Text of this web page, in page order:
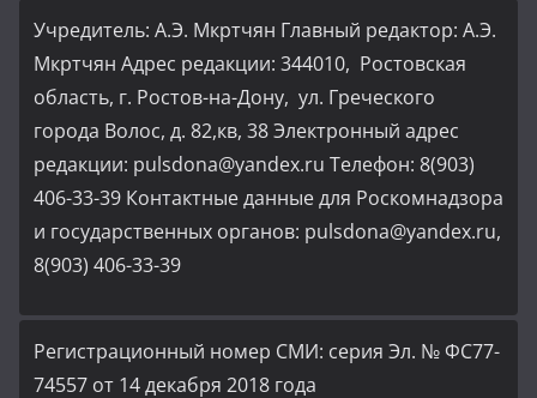
Учредитель: А.Э. Мкртчян Главный редактор: А.Э.
Мкртчян Адрес редакции: 344010, Ростовская
область, г. Ростов-на-Дону, ул. Греческого
города Волос, д. 82,кв, 38 Электронный адрес
редакции: pulsdona@yandex.ru Телефон: 8(903)
406-33-39 Контактные данные для Роскомнадзора
и государственных органов: pulsdona@yandex.ru,
8(903) 406-33-39
Регистрационный номер СМИ: серия Эл. № ФС77-
74557 от 14 декабря 2018 года